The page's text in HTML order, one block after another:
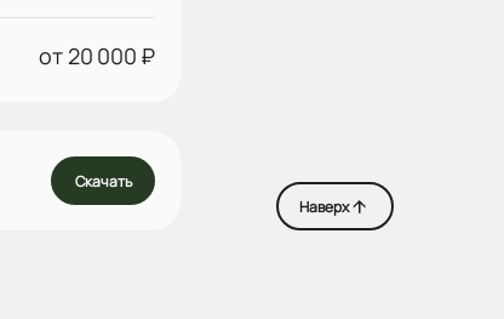
от 20 000 ₽
Скачать
Наверх